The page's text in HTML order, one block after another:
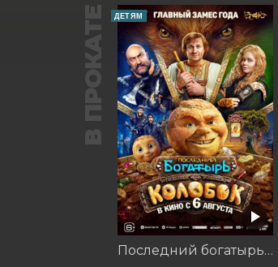
В ПРОКАТЕ ДЕТЯМ
Последний богатырь. Колобок